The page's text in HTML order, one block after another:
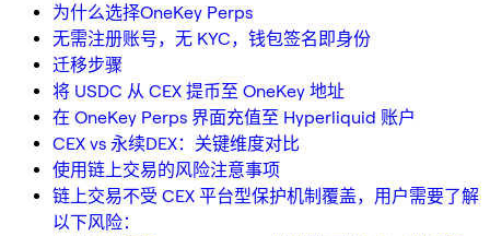
为什么选择OneKey Perps
无需注册账号，无 KYC，钱包签名即身份
迁移步骤
将 USDC 从 CEX 提币至 OneKey 地址
在 OneKey Perps 界面充值至 Hyperliquid 账户
CEX vs 永续DEX：关键维度对比
使用链上交易的风险注意事项
链上交易不受 CEX 平台型保护机制覆盖，用户需要了解
以下风险：